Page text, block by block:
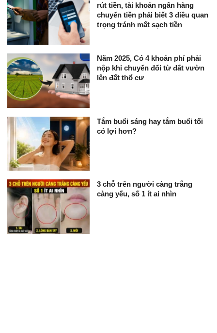
rút tiền, tài khoản ngân hàng
chuyển tiền phải biết 3 điều quan
trọng tránh mất sạch tiền
Năm 2025, Có 4 khoản phí phải
nộp khi chuyển đổi từ đất vườn
lên đất thổ cư
Tắm buổi sáng hay tắm buổi tối
có lợi hơn?
3 chỗ trên người càng trắng
càng yếu, số 1 ít ai nhìn